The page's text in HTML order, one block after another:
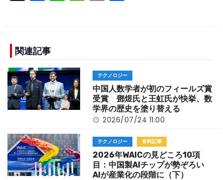
a
e
b
o
o
k
n e o
n
k
関連記事
テクノロジー
中国人数学者が初のフィールズ賞
受賞 鄧煜氏と王虹氏が快挙、数
学界の歴史を塗り替える
2026/07/24 11:00
テクノロジー 有料記事
2026年WAICの見どころ10項
目：中国製AIチップが勢ぞろい
AIが産業化の段階に（下）